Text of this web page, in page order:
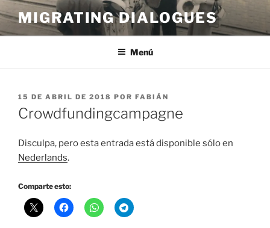
Saltar
al
contenido
MIGRATING DIALOGUES
Menú
PUBLICADO
EL
15 DE ABRIL DE 2018 POR FABIÁN
Crowdfundingcampagne
Disculpa, pero esta entrada está disponible sólo en
Nederlands.
Comparte esto: